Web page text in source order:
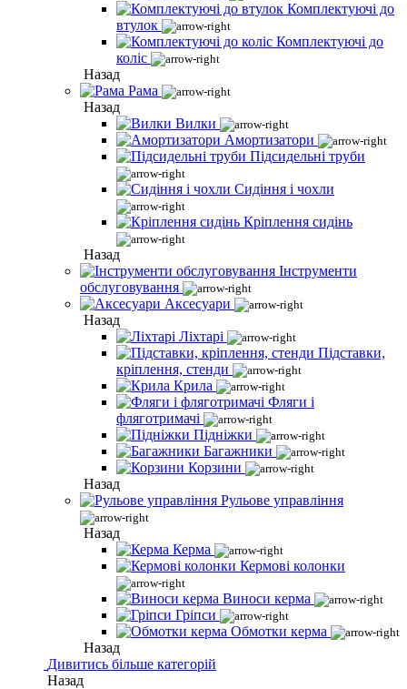
Комплектуючі до
втулок
Комплектуючі до
коліс
Назад
Рама
Назад
Вилки
Амортизатори
Підсидельні труби
Сидіння і чохли
Кріплення сидінь
Назад
Інструменти
обслуговування
Аксесуари
Назад
Ліхтарі
Підставки,
кріплення, стенди
Крила
Фляги і
фляготримачі
Підніжки
Багажники
Корзини
Назад
Рульове управління
Назад
Керма
Кермові колонки
Виноси керма
Гріпси
Обмотки керма
Назад
Дивитись більше категорій
Назад